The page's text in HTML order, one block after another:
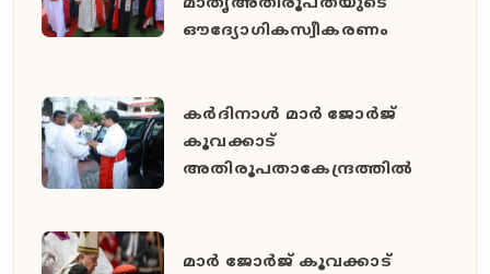
മാതൃഅതിരൂപതയുടെ
ഔദ്യോഗികസ്വീകരണം
കർദിനാൾ മാർ ജോർജ്
കൂവക്കാട്
അതിരൂപതാകേന്ദ്രത്തിൽ
മാർ ജോർജ് കൂവക്കാട്